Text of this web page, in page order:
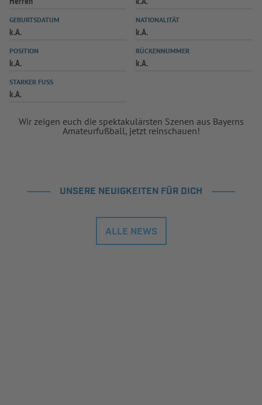
GEBURTSDATUM
k.A.
NATIONALITÄT
k.A.
POSITION
k.A.
RÜCKENNUMMER
k.A.
STARKER FUSS
k.A.
Wir zeigen euch die spektakulärsten Szenen aus Bayerns
Amateurfußball, jetzt reinschauen!
UNSERE NEUIGKEITEN FÜR DICH
ALLE NEWS